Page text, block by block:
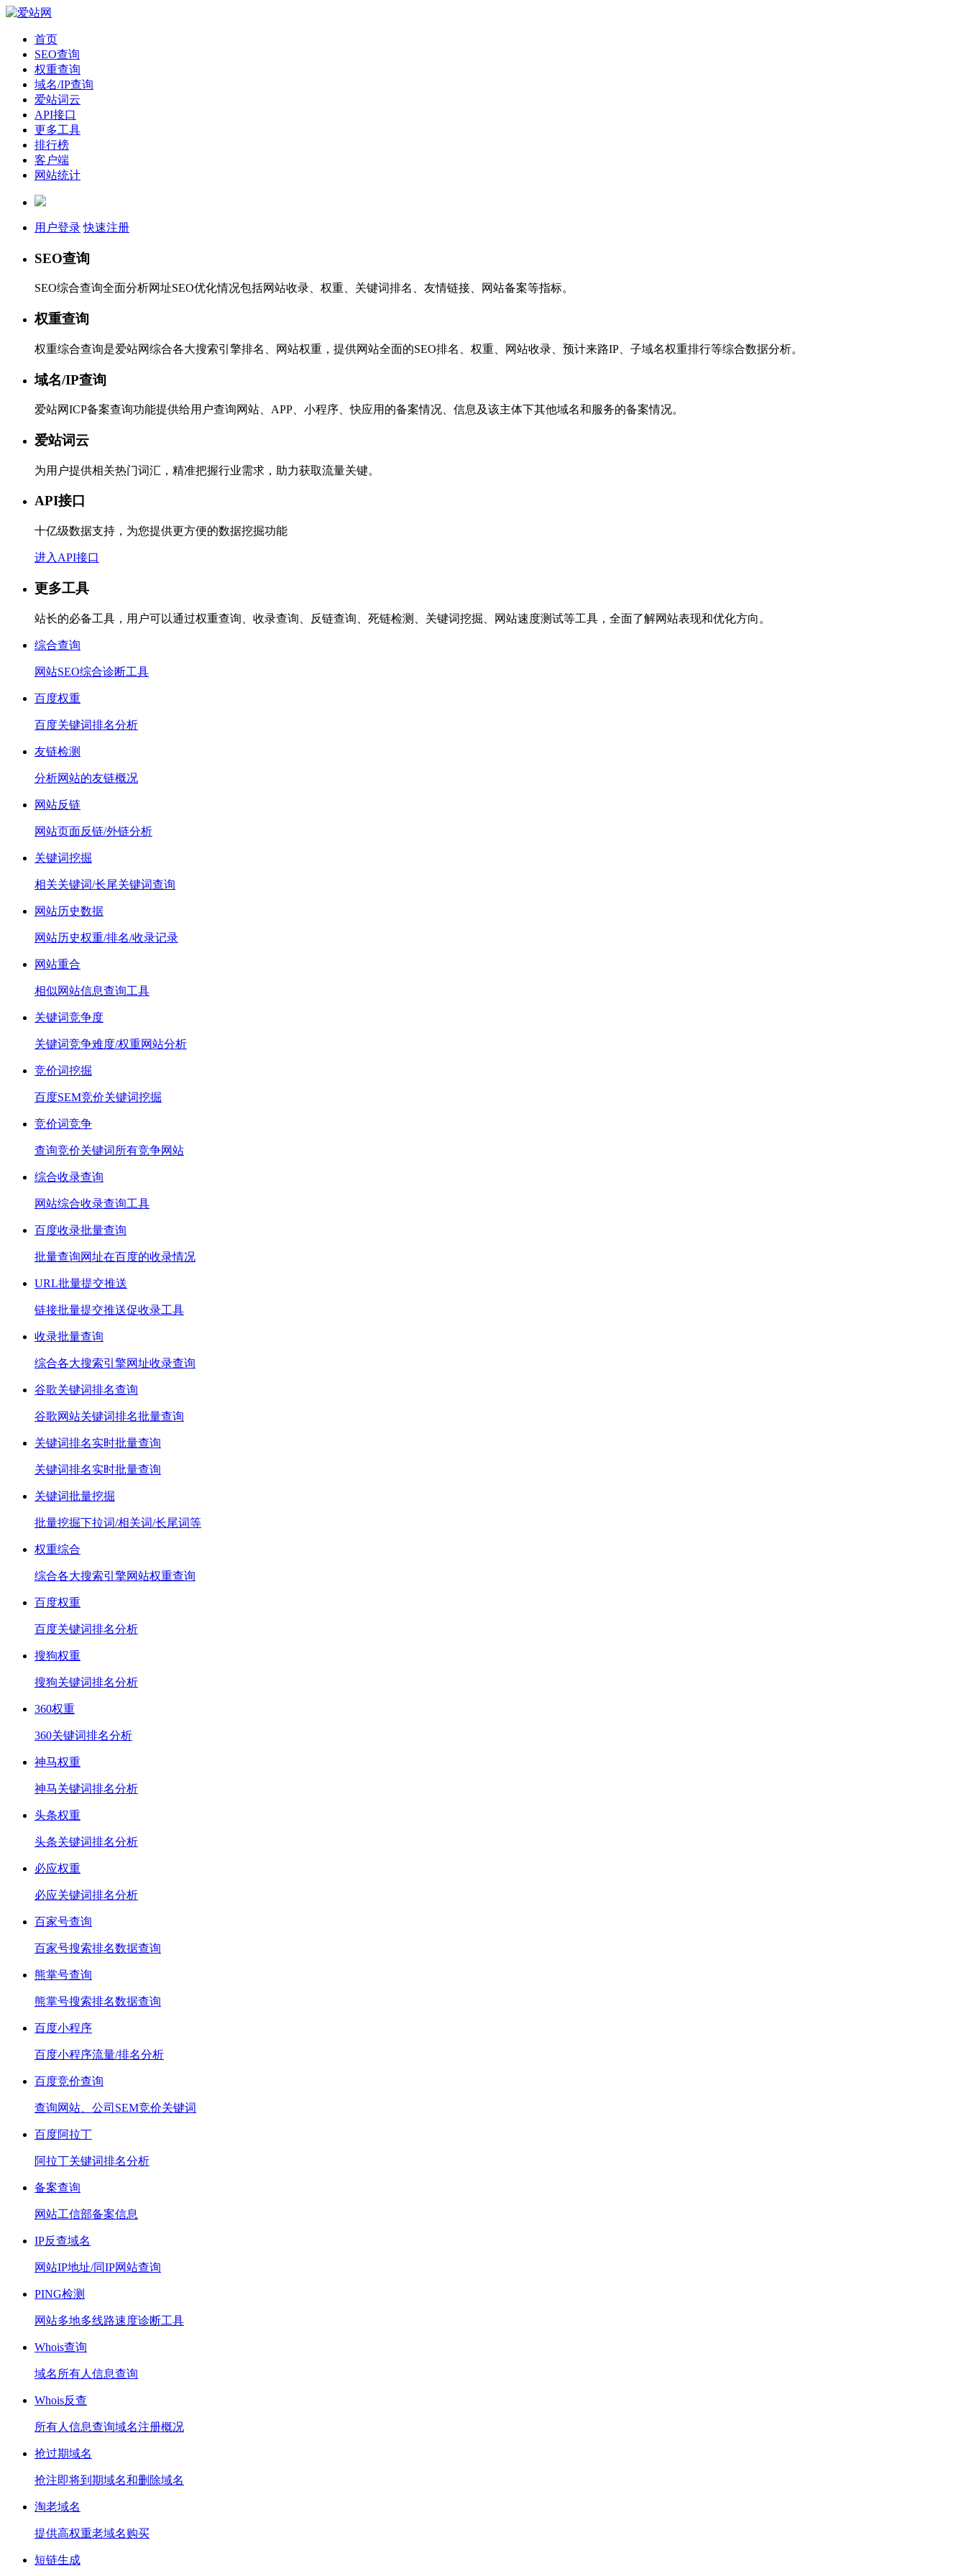
首页
SEO查询
权重查询
域名/IP查询
爱站词云
API接口
更多工具
排行榜
客户端
网站统计
用户登录 快速注册
SEO查询
SEO综合查询全面分析网址SEO优化情况包括网站收录、权重、关键词排名、友情链接、网站备案等指标。
权重查询
权重综合查询是爱站网综合各大搜索引擎排名、网站权重，提供网站全面的SEO排名、权重、网站收录、预计来路IP、子域名权重排行等综合数据分析。
域名/IP查询
爱站网ICP备案查询功能提供给用户查询网站、APP、小程序、快应用的备案情况、信息及该主体下其他域名和服务的备案情况。
爱站词云
为用户提供相关热门词汇，精准把握行业需求，助力获取流量关键。
API接口
十亿级数据支持，为您提供更方便的数据挖掘功能
进入API接口
更多工具
站长的必备工具，用户可以通过权重查询、收录查询、反链查询、死链检测、关键词挖掘、网站速度测试等工具，全面了解网站表现和优化方向。
综合查询
网站SEO综合诊断工具
百度权重
百度关键词排名分析
友链检测
分析网站的友链概况
网站反链
网站页面反链/外链分析
关键词挖掘
相关关键词/长尾关键词查询
网站历史数据
网站历史权重/排名/收录记录
网站重合
相似网站信息查询工具
关键词竞争度
关键词竞争难度/权重网站分析
竞价词挖掘
百度SEM竞价关键词挖掘
竞价词竞争
查询竞价关键词所有竞争网站
综合收录查询
网站综合收录查询工具
百度收录批量查询
批量查询网址在百度的收录情况
URL批量提交推送
链接批量提交推送促收录工具
收录批量查询
综合各大搜索引擎网址收录查询
谷歌关键词排名查询
谷歌网站关键词排名批量查询
关键词排名实时批量查询
关键词排名实时批量查询
关键词批量挖掘
批量挖掘下拉词/相关词/长尾词等
权重综合
综合各大搜索引擎网站权重查询
百度权重
百度关键词排名分析
搜狗权重
搜狗关键词排名分析
360权重
360关键词排名分析
神马权重
神马关键词排名分析
头条权重
头条关键词排名分析
必应权重
必应关键词排名分析
百家号查询
百家号搜索排名数据查询
熊掌号查询
熊掌号搜索排名数据查询
百度小程序
百度小程序流量/排名分析
百度竞价查询
查询网站、公司SEM竞价关键词
百度阿拉丁
阿拉丁关键词排名分析
备案查询
网站工信部备案信息
IP反查域名
网站IP地址/同IP网站查询
PING检测
网站多地多线路速度诊断工具
Whois查询
域名所有人信息查询
Whois反查
所有人信息查询域名注册概况
抢过期域名
抢注即将到期域名和删除域名
淘老域名
提供高权重老域名购买
短链生成